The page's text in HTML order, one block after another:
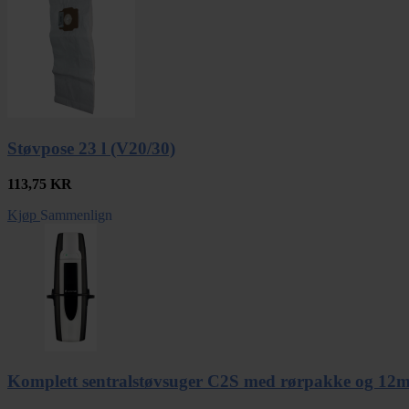
Støvpose 23 l (V20/30)
113,75 KR
Kjøp Sammenlign
Komplett sentralstøvsuger C2S med rørpakke og